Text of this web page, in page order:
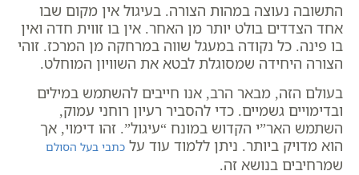
התשובה נעוצה במהות הצורה. בעיגול אין מקום שבו
אחד הצדדים בולט יותר מן האחר. אין בו זווית חדה ואין
בו פינה. כל נקודה במעגל שווה במרחקה מן המרכז. זוהי
הצורה היחידה שמסוגלת לבטא את השוויון המוחלט.
בעולם הזה, מבאר הרב, אנו חייבים להשתמש במילים
ובדימויים גשמיים. כדי להסביר רעיון רוחני עמוק,
השתמש האר”י הקדוש במונח “עיגול”. זהו דימוי, אך
הוא מדויק ביותר. ניתן ללמוד עוד על כתבי בעל הסולם
שמרחיבים בנושא זה.